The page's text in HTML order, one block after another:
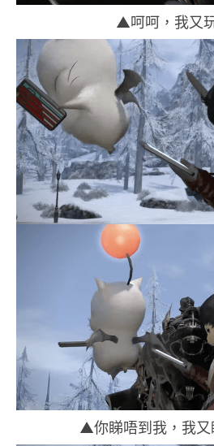
▲呵呵，我又
▲你睇唔到我，我又